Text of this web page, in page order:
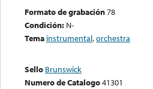
Formato de grabación78
Condición: N-
Tema instrumental,orchestra
Sello Brunswick
Numero de Catalogo41301